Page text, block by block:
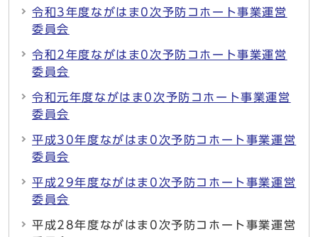
令和3年度ながはま0次予防コホート事業運営
委員会
令和2年度ながはま0次予防コホート事業運営
委員会
令和元年度ながはま0次予防コホート事業運営
委員会
平成30年度ながはま0次予防コホート事業運営
委員会
平成29年度ながはま0次予防コホート事業運営
委員会
平成28年度ながはま0次予防コホート事業運営